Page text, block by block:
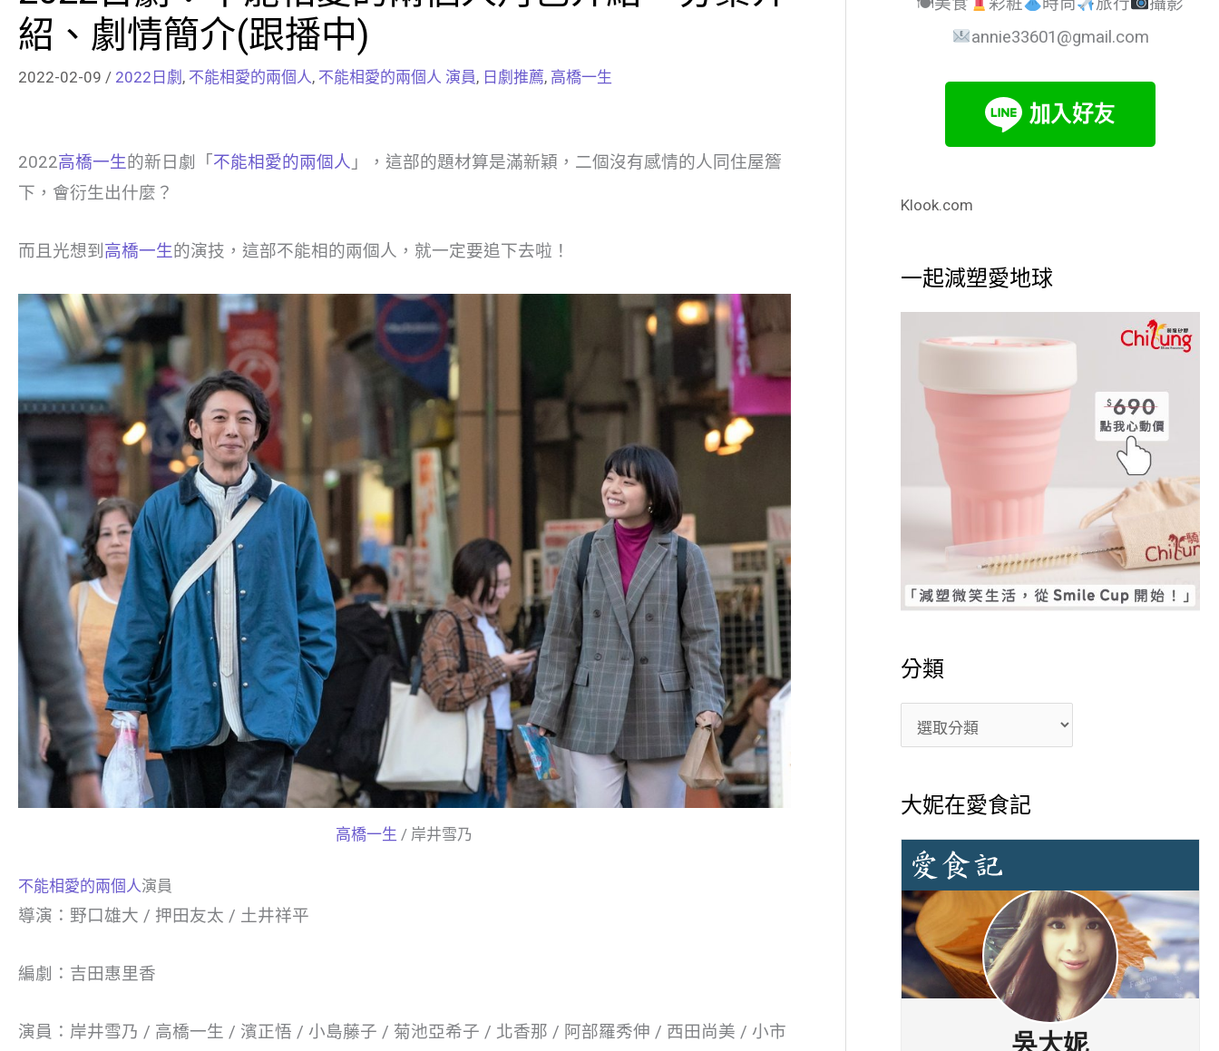
紹、劇情簡介(跟播中)
2022-02-09 / 2022日劇 , 不能相愛的兩個人, 不能相愛的兩個人 演員, 日劇推薦, 高橋一生
2022高橋一生的新日劇「 不能相愛的兩個人 」，這部的題材算是滿新穎，二個沒有感情的人同住屋簷
下，會衍生出什麼？
而且光想到 高橋一生的演技，這部不能相的兩個人，就一定要追下去啦！
高橋一生 / 岸井雪乃
不能相愛的兩個人演員
導演：野口雄大 / 押田友太 / 土井祥平
編劇：吉田惠里香
演員：岸井雪乃 / 高橋一生 / 濱正悟 / 小島藤子 / 菊池亞希子 / 北香那 / 阿部羅秀伸 / 西田尚美 / 小市
annie33601@gmail.com
Klook.com
一起減塑愛地球
分類
大妮在愛食記